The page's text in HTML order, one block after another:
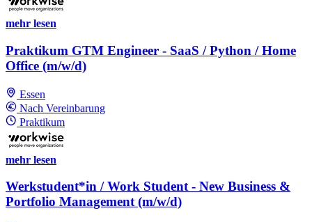
mehr lesen
Praktikum GTM Engineer - SaaS / Python / Home
Office (m/w/d)
Essen
Nach Vereinbarung
Praktikum
mehr lesen
Werkstudent*in / Work Student - New Business &
Portfolio Management (m/w/d)